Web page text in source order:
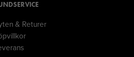
& Returer